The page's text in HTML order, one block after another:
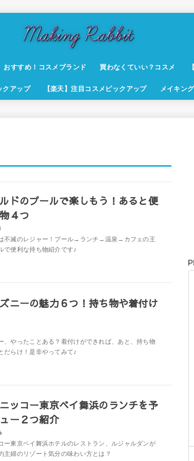
おすすめ！コスメブランド 買わなくていい？コスメ
クアップ 【楽天】注目コスメピックアップ メイキン
ドのプールで楽しもう！あると便
４つ
不滅のレジャー！プール→ランチ→温泉→カフェの王
で便利な持ち物紹介です♪
ニーの魅力６つ！持ち物や着付け
、やったことある？着付けができれば、あと、持ち物
だらけ！是非やってみて♪
ッコー東京ベイ舞浜のランチを予
ー２つ紹介
ー東京ベイ舞浜ホテルのレストラン、ルジャルダンが
主婦のリゾート気分の味わい方とは？